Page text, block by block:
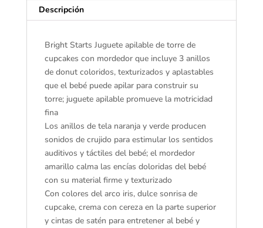
Donut
motricidad
Unisex,
Partir
Meses
cantidad
Descripción
Bright Starts Juguete apilable de torre de
cupcakes con mordedor que incluye 3 anillos
de donut coloridos, texturizados y aplastables
que el bebé puede apilar para construir su
torre; juguete apilable promueve la motricidad
fina
Los anillos de tela naranja y verde producen
sonidos de crujido para estimular los sentidos
auditivos y táctiles del bebé; el mordedor
amarillo calma las encías doloridas del bebé
con su material firme y texturizado
Con colores del arco iris, dulce sonrisa de
cupcake, crema con cereza en la parte superior
y cintas de satén para entretener al bebé y